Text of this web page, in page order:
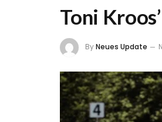
Toni
ByNeues Update